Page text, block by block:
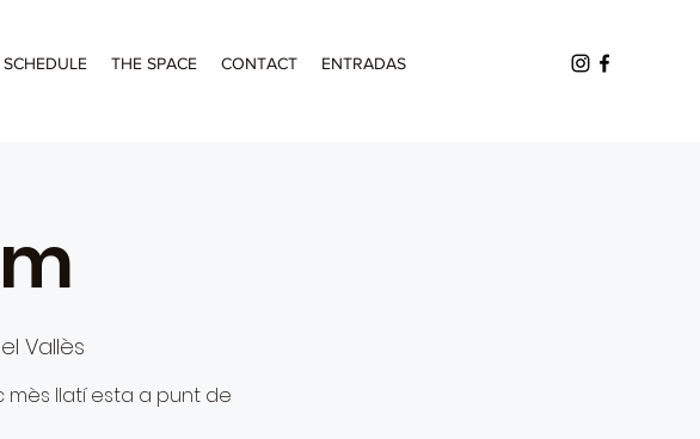
SCHEDULE THE SPACE CONTACT ENTRADAS
Vallès
mès llatí esta a punt de